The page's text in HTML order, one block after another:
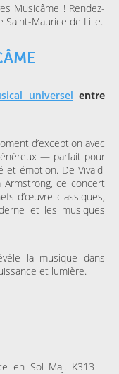
Musicâme ! Rendez-
Saint-Maurice de Lille.
universel entre
d’exception avec
— parfait pour
et émotion. De Vivaldi
Armstrong, ce concert
d’œuvre classiques,
et les musiques
la musique dans
et lumière.
en Sol Maj. K313 –